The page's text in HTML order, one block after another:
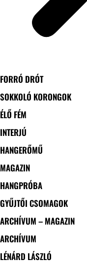
FORRÓ DRÓT
SOKKOLÓ KORONGOK
ÉLŐ FÉM
INTERJÚ
HANGERŐMŰ
MAGAZIN
HANGPRÓBA
GYŰJTŐI CSOMAGOK
ARCHÍVUM – MAGAZIN
ARCHÍVUM
LÉNÁRD LÁSZLÓ